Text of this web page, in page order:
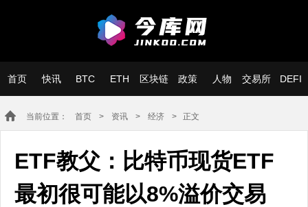
首页 快讯 BTC ETH 区块链 政策 人物 交易所 DEFI
当前位置： 首页 > 资讯 > 经济 > 正文
ETF教父：比特币现货ETF
最初很可能以8%溢价交易